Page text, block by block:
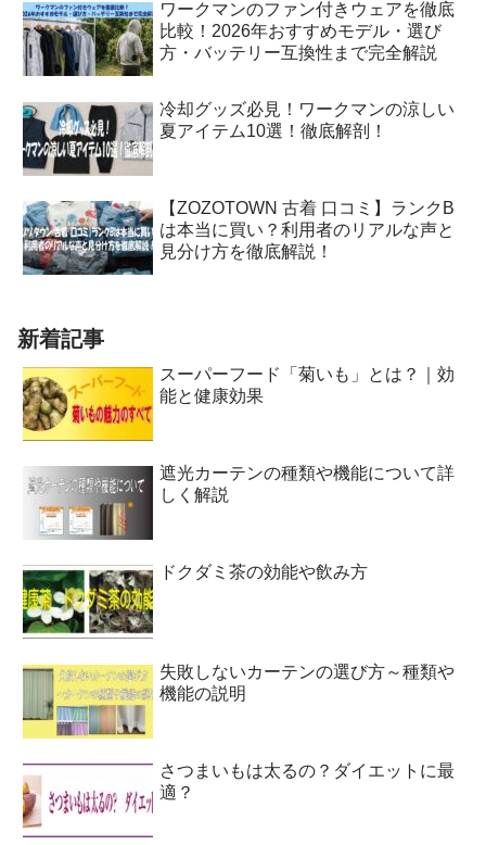
ワークマンのファン付きウェアを徹底
比較！2026年おすすめモデル・選び
方・バッテリー互換性まで完全解説
冷却グッズ必見！ワークマンの涼しい
夏アイテム10選！徹底解剖！
【ZOZOTOWN 古着 口コミ】ランクB
は本当に買い？利用者のリアルな声と
見分け方を徹底解説！
新着記事
スーパーフード「菊いも」とは？｜効
能と健康効果
遮光カーテンの種類や機能について詳
しく解説
ドクダミ茶の効能や飲み方
失敗しないカーテンの選び方～種類や
機能の説明
さつまいもは太るの？ダイエットに最
適？